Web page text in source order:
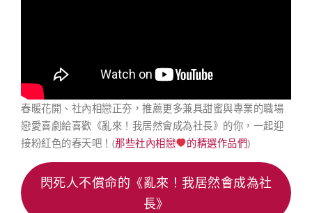
春暖花開、社內相戀正夯，推薦更多兼具甜蜜與專業的職場
戀愛喜劇給喜歡《亂來！我居然會成為社長》的你，一起迎
接粉紅色的春天吧！(那些社內相戀 的精選作品們)
閃死人不償命的《亂來！我居然會成為社
長》